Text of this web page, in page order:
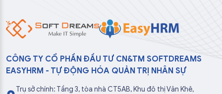
CÔNG TY CỔ PHẦN ĐẦU TƯ CN&TM SOFTDREAMS
EASYHRM - TỰ ĐỘNG HÓA QUẢN TRỊ NHÂN SỰ
Trụ sở chính: Tầng 3, tòa nhà CT5AB, Khu đô thị Văn Khê,